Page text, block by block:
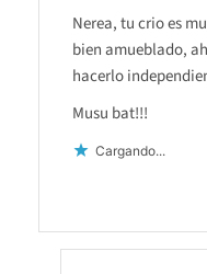
Nerea, tu crio es
bien amueblado,
hacerlo
Musu bat!!!
Cargando...